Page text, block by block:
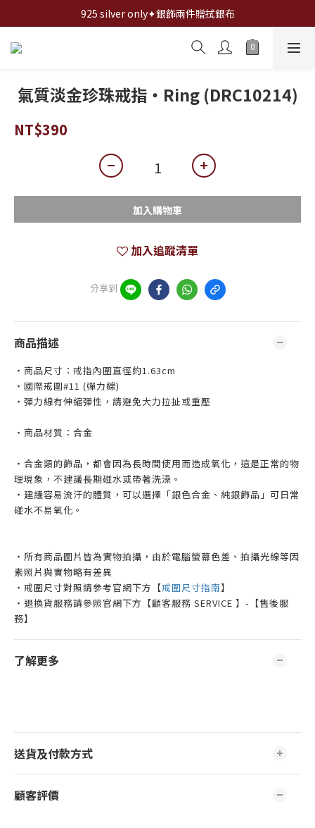
全館✦滿1200折100,滿2000折200,滿3000折300...
925 silver only✦銀飾兩件贈拭銀布
全館✦滿1200折100,滿2000折200,滿3000折300...
氣質淡金珍珠戒指・Ring (DRC10214)
NT$390
加入購物車
加入追蹤清單
分享到
商品描述
・商品尺寸：戒指內圍直徑約1.63cm
・國際戒圍#11 (彈力線)
・彈力線有伸縮彈性，請避免大力拉扯或重壓
・商品材質：合金
・合金類的飾品，都會因為長時間使用而造成氧化，這是正常的物
理現象，不建議長期碰水或帶著洗澡。
・建議容易流汗的體質，可以選擇「銀色合金、純銀飾品」可日常
碰水不易氧化。
・所有商品圖片皆為實物拍攝，由於電腦螢幕色差、拍攝光線等因
素照片與實物略有差異
・戒圍尺寸對照請參考官網下方【戒圍尺寸指南】
・退換貨服務請參照官網下方【顧客服務 SERVICE 】-【售後服
務】
了解更多
送貨及付款方式
顧客評價